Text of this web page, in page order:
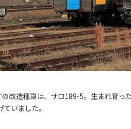
改造種車は、サロ189-5。生まれ育っ
いました。